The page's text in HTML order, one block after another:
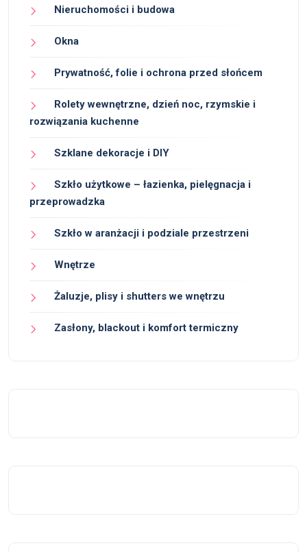
Nieruchomości i budowa
Okna
Prywatność, folie i ochrona przed słońcem
Rolety wewnętrzne, dzień noc, rzymskie i
rozwiązania kuchenne
Szklane dekoracje i DIY
Szkło użytkowe – łazienka, pielęgnacja i
przeprowadzka
Szkło w aranżacji i podziale przestrzeni
Wnętrze
Żaluzje, plisy i shutters we wnętrzu
Zasłony, blackout i komfort termiczny